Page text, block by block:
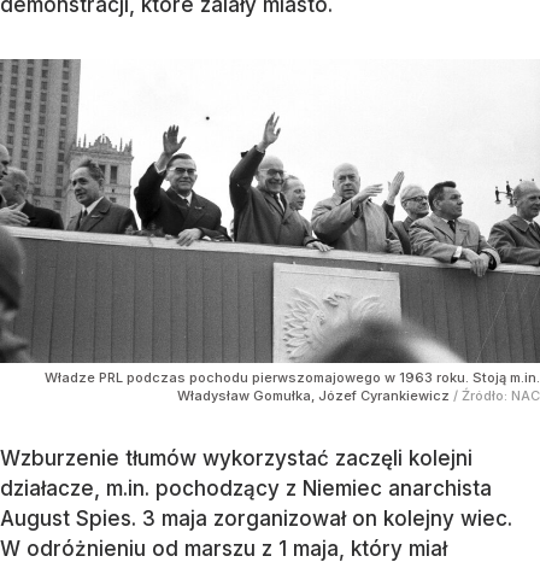
Władze PRL podczas pochodu pierwszomajowego w 1963 roku. Stoją m.in.
Władysław Gomułka, Józef Cyrankiewicz / Źródło: NAC
Wzburzenie tłumów wykorzystać zaczęli kolejni
działacze, m.in. pochodzący z Niemiec anarchista
August Spies. 3 maja zorganizował on kolejny wiec.
W odróżnieniu od marszu z 1 maja, który miał